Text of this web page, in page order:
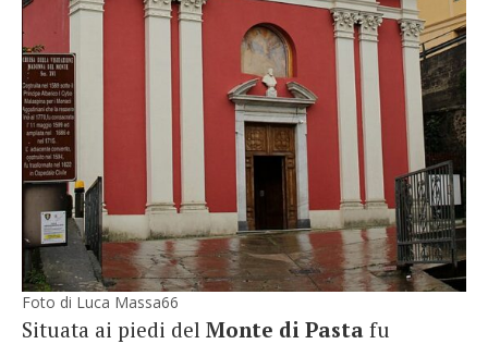
Foto di Luca Massa66
Situata ai piedi del Monte di Pasta fu